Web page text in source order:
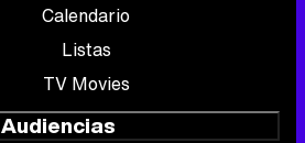
Calendario
Listas
TV Movies
Audiencias